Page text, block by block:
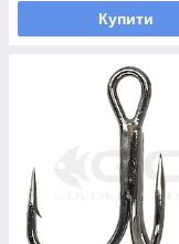
Купити